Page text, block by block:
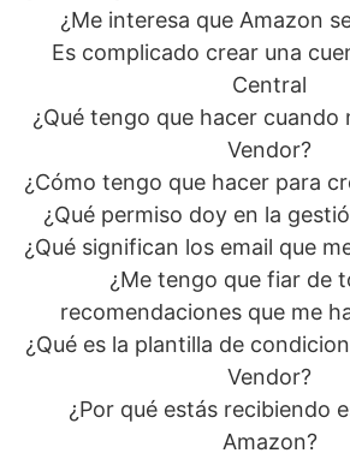
¿Me interesa que Amazon
Es complicado crear una
Central
¿Qué tengo que hacer cuando
Vendor?
¿Cómo tengo que hacer para
¿Qué permiso doy en la
¿Qué significan los email que
¿Me tengo que fiar de
recomendaciones que me
¿Qué es la plantilla de
Vendor?
¿Por qué estás recibiendo
Amazon?